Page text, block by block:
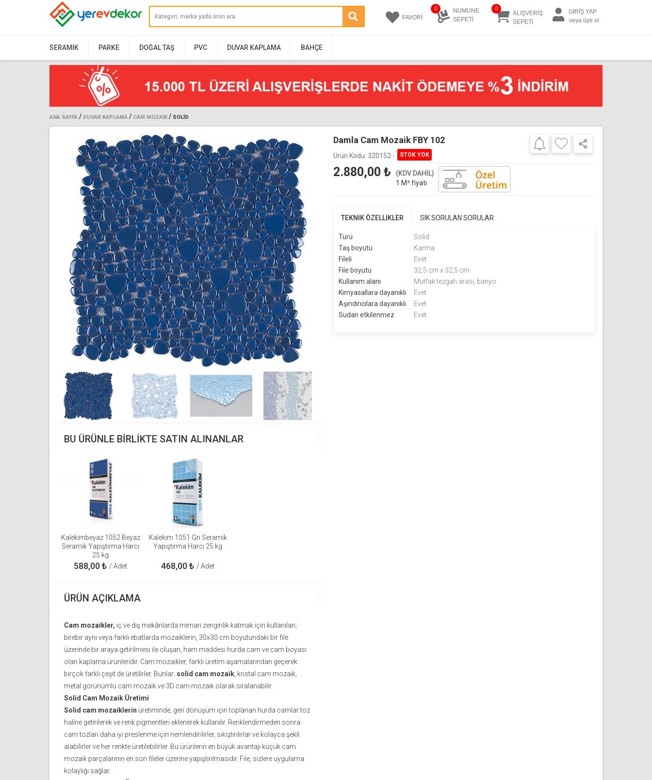
FAVORİ
0
NUMUNE
SEPETİ
0
ALIŞVERİŞ
SEPETİ
GİRİŞ YAP
veya üye ol
SERAMIK PARKE DOĞAL TAŞ PVC DUVAR KAPLAMA BAHÇE
ANA SAYFA / DUVAR KAPLAMA / CAM MOZAIK / SOLID
BU ÜRÜNLE BIRLIKTE SATIN ALINANLAR
Kalekimbeyaz 1052 Beyaz
Seramik Yapıştırma Harcı
25 kg
588,00₺ / Adet
Kalekim 1051 Gri Seramik
Yapıştırma Harcı 25 kg
468,00₺ / Adet
ÜRÜN AÇIKLAMA
Cam mozaikler, iç ve dış mekânlarda mimari zenginlik katmak için kullanılan;
birebir aynı veya farklı ebatlarda mozaiklerin, 30x30 cm boyutundaki bir file
üzerinde bir araya getirilmesi ile oluşan, ham maddesi hurda cam ve cam boyası
olan kaplama ürünleridir. Cam mozaikler, farklı üretim aşamalarından geçerek
birçok farklı çeşit de üretilirler. Bunlar; solid cam mozaik, kristal cam mozaik,
metal görünümlü cam mozaik ve 3D cam mozaik olarak sıralanabilir.
Solid Cam Mozaik Üretimi
Solid cam mozaiklerin üretiminde, geri dönüşüm için toplanan hurda camlar toz
haline getirilerek ve renk pigmentleri eklenerek kullanılır. Renklendirmeden sonra
cam tozları daha iyi preslenme için nemlendirilirler, sıkıştırılırlar ve kolayca şekil
alabilirler ve her renkte üretilebilirler. Bu ürünlerin en büyük avantajı küçük cam
mozaik parçalarının en son fileler üzerine yapıştırılmasıdır. File, sizlere uygulama
kolaylığı sağlar.
Damla Cam Mozaik FBY 102
Ürün Kodu: 320152 -
2.880,00 ₺
(KDV DAHİL)
1 M² fiyatı
TEKNİK ÖZELLİKLER SIK SORULAN SORULAR
Türü
Solid
Taş boyutu
Karma
Fileli
Evet
File boyutu
32,5 cm x 32,5 cm
Kullanım alanı
Mutfak tezgah arası, banyo
Kimyasallara dayanıklı
Evet
Aşındırıcılara dayanıklı
Evet
Sudan etkilenmez
Evet